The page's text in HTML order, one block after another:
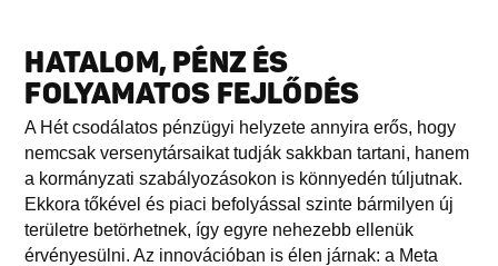
HATALOM, PÉNZ ÉS
FOLYAMATOS FEJLŐDÉS
A Hét csodálatos pénzügyi helyzete annyira erős, hogy
nemcsak versenytársaikat tudják sakkban tartani, hanem
a kormányzati szabályozásokon is könnyedén túljutnak.
Ekkora tőkével és piaci befolyással szinte bármilyen új
területre betörhetnek, így egyre nehezebb ellenük
érvényesülni. Az innovációban is élen járnak: a Meta